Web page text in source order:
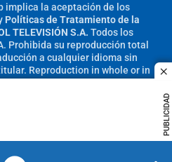
PUBLICIDAD
implica la aceptación de los
Políticas de Tratamiento de la
TELEVISIÓN S.A. Todos los
Prohibida su reproducción total
a cualquier idioma sin
Reproduction in whole or in
permission is prohibited.